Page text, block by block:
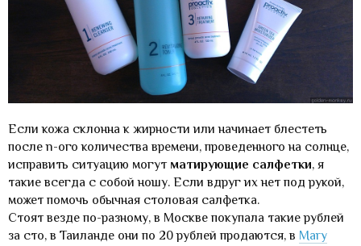
Если кожа склонна к жирности или начинает блестеть
после n-ого количества времени, проведенного на солнце,
исправить ситуацию могут матирующие салфетки, я
такие всегда с собой ношу. Если вдруг их нет под рукой,
может помочь обычная столовая салфетка.
Стоят везде по-разному, в Москве покупала такие рублей
за сто, в Таиланде они по 20 рублей продаются, в Mary